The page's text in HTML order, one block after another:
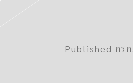
Published กร